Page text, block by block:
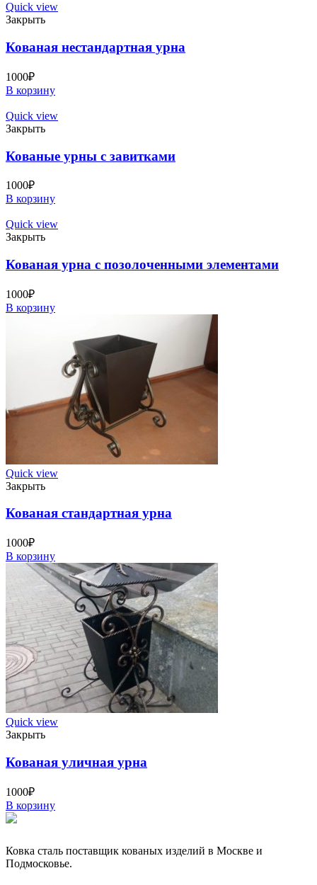
Quick view
Закрыть
Кованая нестандартная урна
1000₽
В корзину
Quick view
Закрыть
Кованые урны с завитками
1000₽
В корзину
Quick view
Закрыть
Кованая урна с позолоченными элементами
1000₽
В корзину
Quick view
Закрыть
Кованая стандартная урна
1000₽
В корзину
Quick view
Закрыть
Кованая уличная урна
1000₽
В корзину
Ковка сталь поставщик кованых изделий в Москве и
Подмосковье.